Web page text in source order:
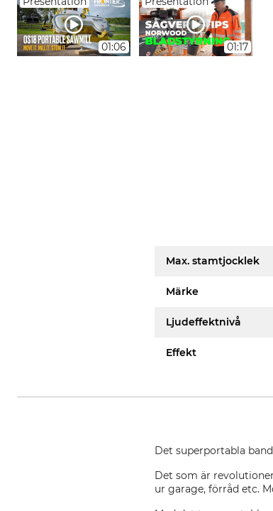
01:06 01:17
Max. stamtjocklek
Märke
Ljudeffektnivå
Effekt
Det superportabla
Det som är
ur garage, förråd etc.